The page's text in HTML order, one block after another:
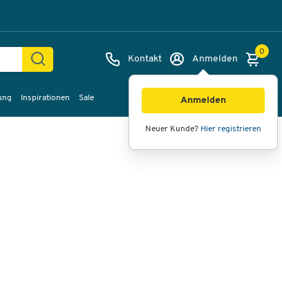
Kontakt Anmelden
Anmelden
Neuer Kunde? Hier registrieren
0
Inspirationen Sale
Videos 360°-Ansicht